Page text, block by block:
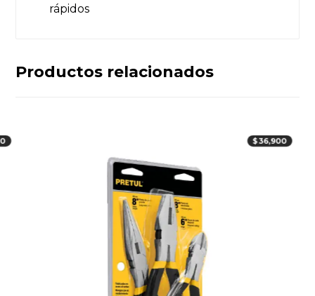
rápidos
Productos relacionados
$36,900